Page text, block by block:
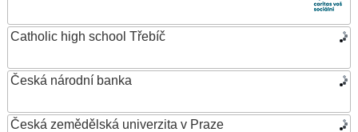
Catholic high school Třebíč
Česká národní banka
Česká zemědělská univerzita v Praze